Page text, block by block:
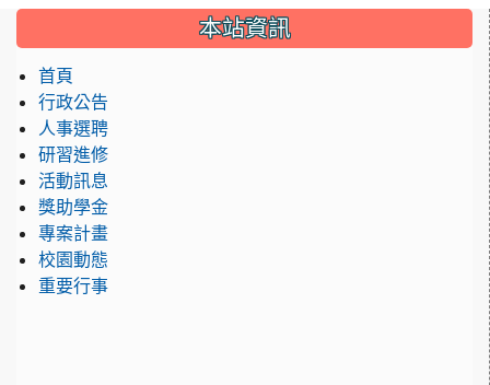
::: 本站資訊
首頁
行政公告
人事選聘
研習進修
活動訊息
獎助學金
專案計畫
校園動態
重要行事